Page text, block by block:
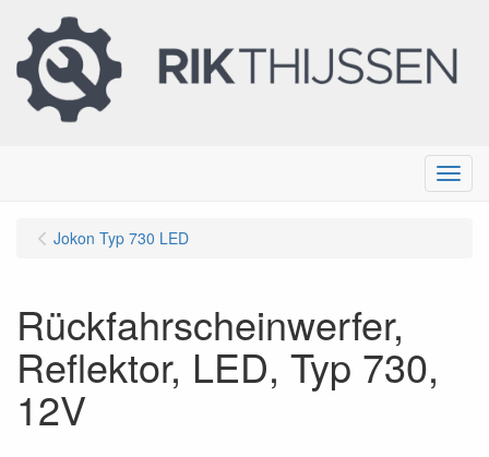
Menu
Jokon Typ 730 LED
Rückfahrscheinwerfer,
Reflektor, LED, Typ 730,
12V